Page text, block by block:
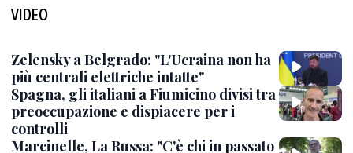
VIDEO
Zelensky a Belgrado: "L'Ucraina non ha
più centrali elettriche intatte"
Spagna, gli italiani a Fiumicino divisi tra
preoccupazione e dispiacere per i
controlli
Marcinelle, La Russa: "C'è chi in passato